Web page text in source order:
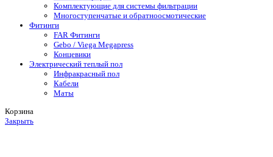
Комплектующие для системы фильтрации
Многоступенчатые и обратноосмотические
Фитинги
FAR Фитинги
Gebo / Viega Megapress
Концевики
Электрический теплый пол
Инфракрасный пол
Кабели
Маты
Корзина
Закрыть